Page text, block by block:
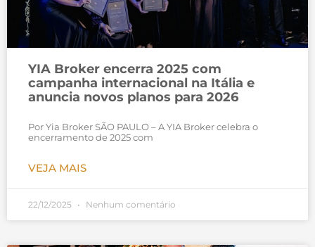
YIA Broker encerra 2025 com
campanha internacional na Itália e
anuncia novos planos para 2026
Por Yia Broker SÃO PAULO – A YIA Broker celebra o
encerramento de 2025 com
VEJA MAIS
22/12/2025 Nenhum comentário